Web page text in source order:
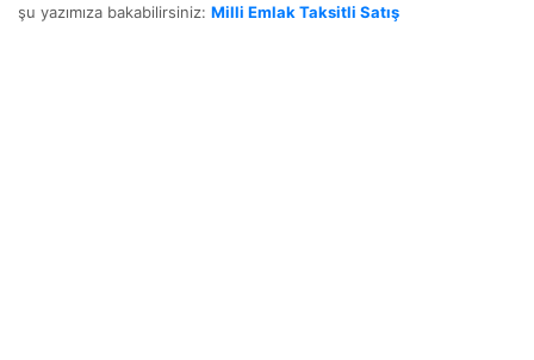
şu yazımıza bakabilirsiniz: Milli Emlak Taksitli Satış